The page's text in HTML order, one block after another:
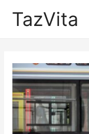
TazVita